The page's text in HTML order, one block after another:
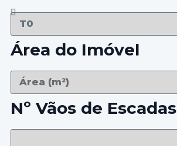
Área do Imóvel
Nº Vãos de Escadas